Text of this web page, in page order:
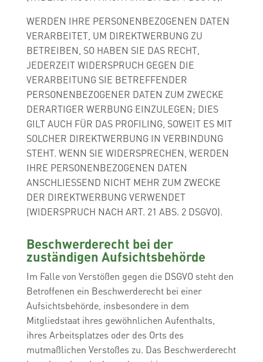
WERDEN IHRE PERSONENBEZOGENEN DATEN
VERARBEITET, UM DIREKTWERBUNG ZU
BETREIBEN, SO HABEN SIE DAS RECHT,
JEDERZEIT WIDERSPRUCH GEGEN DIE
VERARBEITUNG SIE BETREFFENDER
PERSONENBEZOGENER DATEN ZUM ZWECKE
DERARTIGER WERBUNG EINZULEGEN; DIES
GILT AUCH FÜR DAS PROFILING, SOWEIT ES MIT
SOLCHER DIREKTWERBUNG IN VERBINDUNG
STEHT. WENN SIE WIDERSPRECHEN, WERDEN
IHRE PERSONENBEZOGENEN DATEN
ANSCHLIESSEND NICHT MEHR ZUM ZWECKE
DER DIREKTWERBUNG VERWENDET
(WIDERSPRUCH NACH ART. 21 ABS. 2 DSGVO).
Beschwerde­recht bei der
zuständigen Aufsichts­behörde
Im Falle von Verstößen gegen die DSGVO steht den
Betroffenen ein Beschwerderecht bei einer
Aufsichtsbehörde, insbesondere in dem
Mitgliedstaat ihres gewöhnlichen Aufenthalts,
ihres Arbeitsplatzes oder des Orts des
mutmaßlichen Verstoßes zu. Das Beschwerderecht